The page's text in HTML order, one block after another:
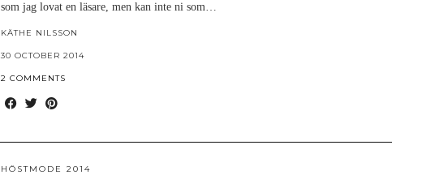
som jag lovat en läsare, men kan inte ni som…
KÄTHE NILSSON
30 OCTOBER 2014
2 COMMENTS
HÖSTMODE 2014